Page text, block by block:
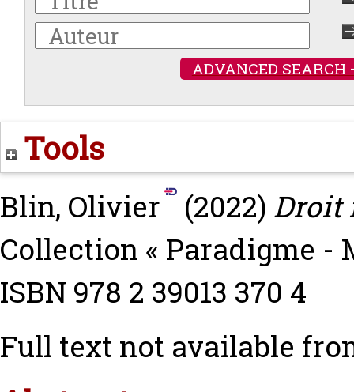
ADVANCED SEARCH
Tools
Blin, Olivier (2022) Droit
Collection « Paradigme -
ISBN 978 2 39013 370 4
Full text not available